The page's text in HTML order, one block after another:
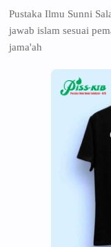
Pustaka Ilmu Sunni
jawab islam sesuai
jama'ah